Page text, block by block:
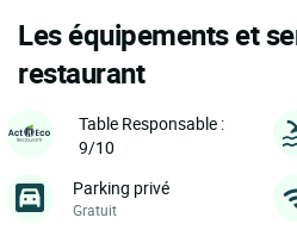
Les équipements et
restaurant
Table Responsable :
9/10
Parking privé
Gratuit